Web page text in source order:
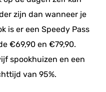
zijn dan wanneer je
is er een Speedy Pass
€69,90 en €79,90.
spookhuizen en een
van 95%.